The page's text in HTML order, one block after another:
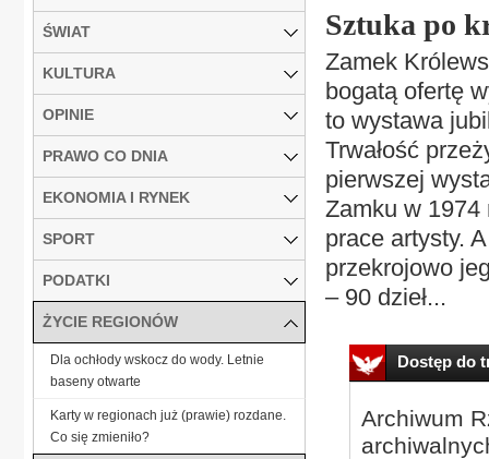
Sztuka po
Zamek
bogatą ofertę
to wystawa
Trwałość
pierwszej
Zamku w 1974
prace artysty.
przekrojowo
– 90 dzieł...
Dostęp do
Archiwum
ŚWIAT
KULTURA
OPINIE
PRAWO CO DNIA
EKONOMIA I RYNEK
SPORT
PODATKI
ŻYCIE REGIONÓW
Dla ochłody wskocz do wody. Letnie
baseny otwarte
Karty w regionach już (prawie) rozdane.
Co się zmieniło?